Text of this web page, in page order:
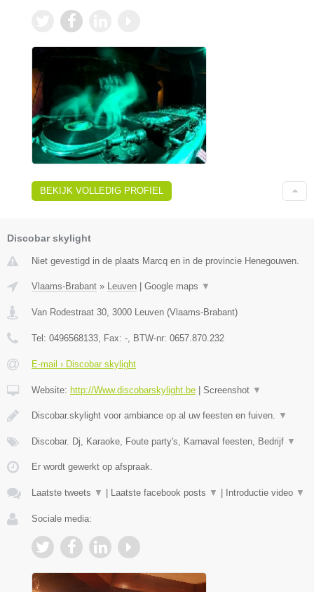
BEKIJK VOLLEDIG PROFIEL
Discobar skylight
Niet gevestigd in de plaats Marcq en in de provincie Henegouwen.
Vlaams-Brabant » Leuven Google maps ▼
Van Rodestraat 30, 3000 Leuven (Vlaams-Brabant)
Tel: 0496568133, Fax: -, BTW-nr: 0657.870.232
E-mail › Discobar skylight
Website: http://Www.discobarskylight.be Screenshot ▼
Discobar.skylight voor ambiance op al uw feesten en fuiven. ▼
Discobar. Dj, Karaoke, Foute party's, Karnaval feesten, Bedrijf ▼
Er wordt gewerkt op afspraak.
Laatste tweets ▼ Laatste facebook posts ▼ Introductie video ▼
Sociale media: